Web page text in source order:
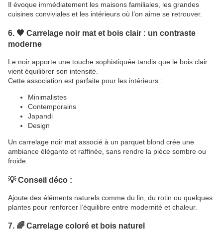
Il évoque immédiatement les maisons familiales, les grandes
cuisines conviviales et les intérieurs où l’on aime se retrouver.
6. 🖤 Carrelage noir mat et bois clair : un contraste
moderne
Le noir apporte une touche sophistiquée tandis que le bois clair
vient équilibrer son intensité.
Cette association est parfaite pour les intérieurs :
Minimalistes
Contemporains
Japandi
Design
Un carrelage noir mat associé à un parquet blond crée une
ambiance élégante et raffinée, sans rendre la pièce sombre ou
froide.
💡 Conseil déco :
Ajoute des éléments naturels comme du lin, du rotin ou quelques
plantes pour renforcer l’équilibre entre modernité et chaleur.
7. 🌈 Carrelage coloré et bois naturel